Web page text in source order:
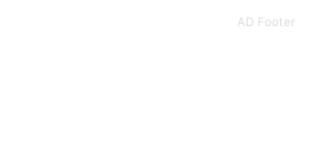
AD Footer